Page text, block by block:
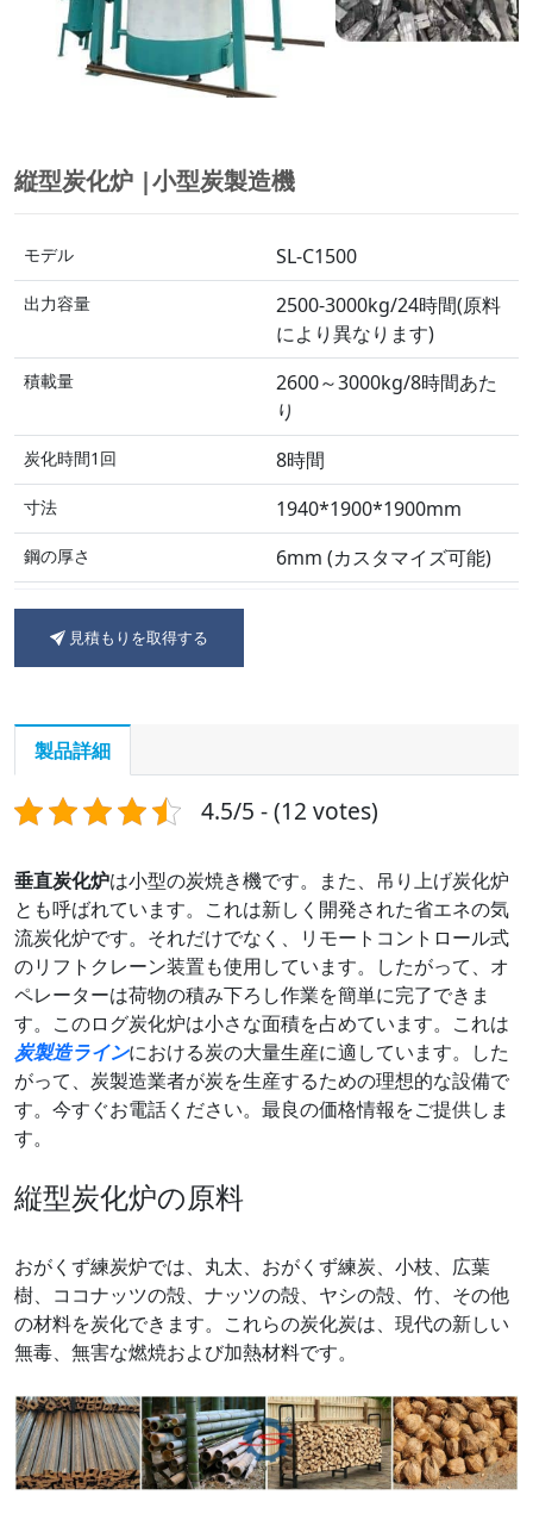
縦型炭化炉 |小型炭製造機
モデル SL-C1500
出力容量
2500-3000kg/24時間(原料
により異なります)
積載量
2600～3000kg/8時間あた
り
炭化時間1回 8時間
寸法 1940*1900*1900mm
鋼の厚さ 6mm (カスタマイズ可能)
コンロ内サイズ
追加の電力は必要ありませ
ん
費
棄バイオマス
見積もりを取得する
製品詳細
4.5/5 - (12 votes)
垂直炭化炉は小型の炭焼き機です。また、吊り上げ炭化炉
とも呼ばれています。これは新しく開発された省エネの気
流炭化炉です。それだけでなく、リモートコントロール式
のリフトクレーン装置も使用しています。したがって、オ
ペレーターは荷物の積み下ろし作業を簡単に完了できま
す。このログ炭化炉は小さな面積を占めています。これは
炭製造ラインにおける炭の大量生産に適しています。した
がって、炭製造業者が炭を生産するための理想的な設備で
す。今すぐお電話ください。最良の価格情報をご提供しま
す。
縦型炭化炉の原料
おがくず練炭炉では、丸太、おがくず練炭、小枝、広葉
樹、ココナッツの殻、ナッツの殻、ヤシの殻、竹、その他
の材料を炭化できます。これらの炭化炭は、現代の新しい
無毒、無害な燃焼および加熱材料です。